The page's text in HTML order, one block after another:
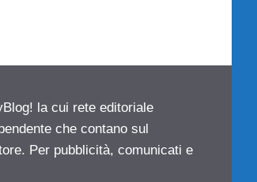
la cui rete editoriale
che contano sul
Per pubblicità, comunicati e